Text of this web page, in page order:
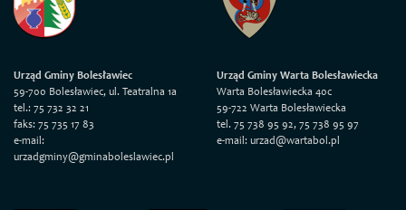
Urząd Gminy Bolesławiec
59-700 Bolesławiec, ul. Teatralna 1a
tel.: 75 732 32 21
faks: 75 735 17 83
e-mail:
urzadgminy@gminaboleslawiec.pl
Urząd Gminy Warta Bolesławiecka
Warta Bolesławiecka 40c
59-722 Warta Bolesławiecka
tel. 75 738 95 92, 75 738 95 97
e-mail: urzad@wartabol.pl